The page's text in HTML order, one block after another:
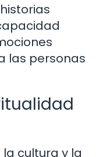
las personas
cultura y la